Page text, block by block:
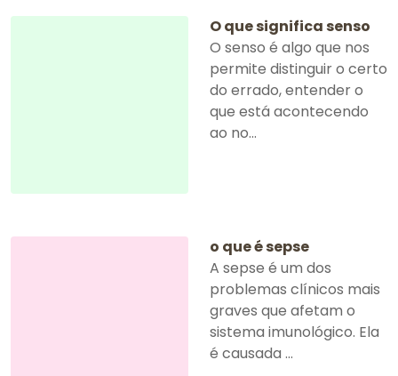
O que significa senso
O senso é algo que nos
permite distinguir o certo
do errado, entender o
que está acontecendo
ao no...
o que é sepse
A sepse é um dos
problemas clínicos mais
graves que afetam o
sistema imunológico. Ela
é causada ...